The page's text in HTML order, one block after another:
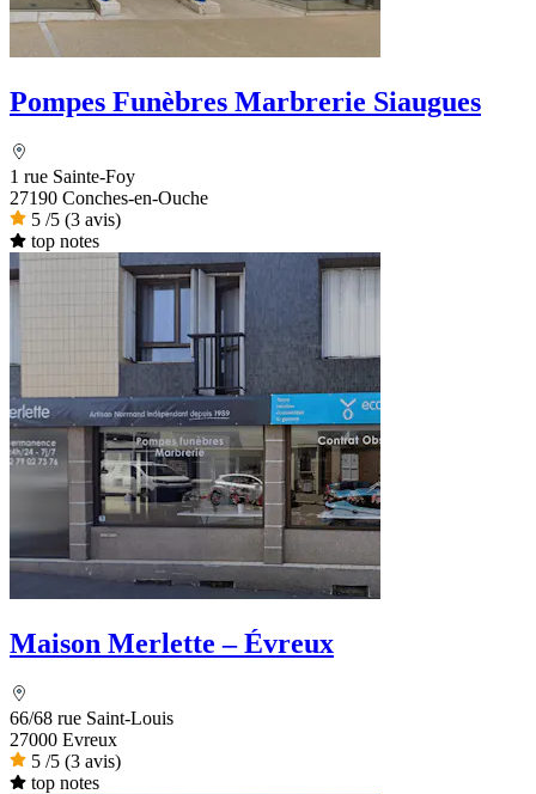
Pompes Funèbres Marbrerie Siaugues
1 rue Sainte-Foy
27190 Conches-en-Ouche
5 /5 (3 avis)
top notes
Maison Merlette – Évreux
66/68 rue Saint-Louis
27000 Evreux
5 /5 (3 avis)
top notes